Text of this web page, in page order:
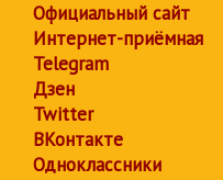
Официальный сайт
Интернет-приёмная
Telegram
Дзен
Twitter
ВКонтакте
Одноклассники